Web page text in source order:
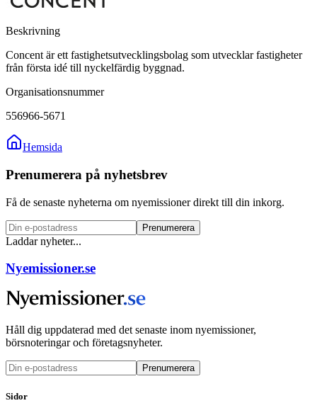
Beskrivning
Concent är ett fastighetsutvecklingsbolag som utvecklar fastigheter
från första idé till nyckelfärdig byggnad.
Organisationsnummer
556966-5671
Hemsida
Prenumerera på nyhetsbrev
Få de senaste nyheterna om nyemissioner direkt till din inkorg.
Prenumerera
Laddar nyheter...
Nyemissioner.se
Håll dig uppdaterad med det senaste inom nyemissioner,
börsnoteringar och företagsnyheter.
Prenumerera
Sidor